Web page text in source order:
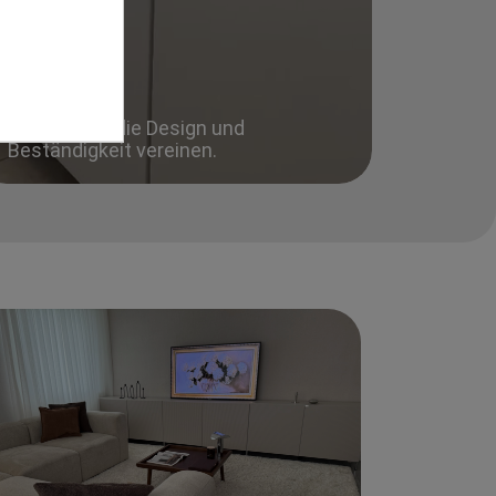
Materialien, die Design und
Beständigkeit vereinen.